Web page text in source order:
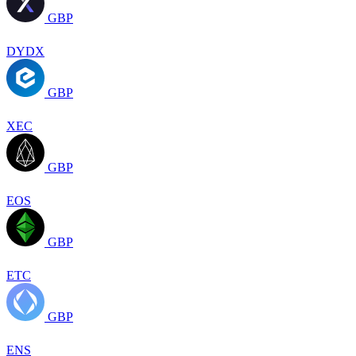
GBP
DYDX
GBP
XEC
GBP
EOS
GBP
ETC
GBP
ENS